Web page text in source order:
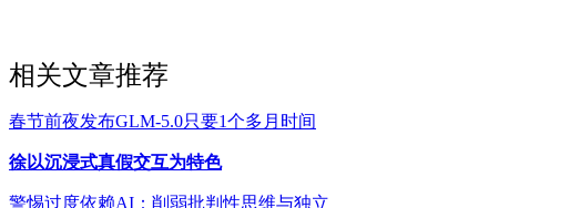
相关文章推荐
春节前夜发布GLM-5.0只要1个多月时间
徐以沉浸式真假交互为特色
警惕过度依赖AI：削弱批判性思维与独立